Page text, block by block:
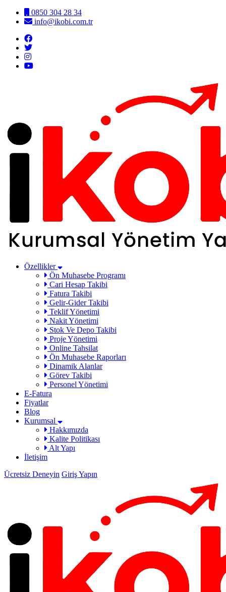
0850 304 28 34
info@ikobi.com.tr
Özellikler
Ön Muhasebe Programı
Cari Hesap Takibi
Fatura Takibi
Gelir-Gider Takibi
Teklif Yönetimi
Nakit Yönetimi
Stok Ve Depo Takibi
Proje Yönetimi
Online Tahsilat
Ön Muhasebe Raporları
Dinamik Alanlar
Görev Takibi
Personel Yönetimi
E-Fatura
Fiyatlar
Blog
Kurumsal
Hakkımızda
Kalite Politikası
Alt Yapı
İletişim
Ücretsiz Deneyin Giriş Yapın